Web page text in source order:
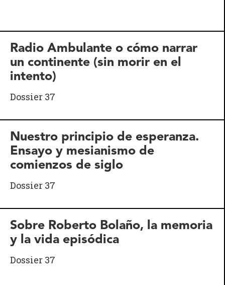
Radio Ambulante o cómo narrar
un continente (sin morir en el
intento)
Dossier 37
Nuestro principio de esperanza.
Ensayo y mesianismo de
comienzos de siglo
Dossier 37
Sobre Roberto Bolaño, la memoria
y la vida episódica
Dossier 37